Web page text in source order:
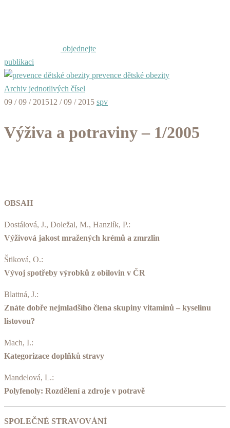
objednejte
publikaci
prevence dětské obezity
Archiv jednotlivých čísel
09 / 09 / 201512 / 09 / 2015 spv
Výživa a potraviny – 1/2005
OBSAH
Dostálová, J., Doležal, M., Hanzlík, P.:
Výživová jakost mražených krémů a zmrzlin
Štiková, O.:
Vývoj spotřeby výrobků z obilovin v ČR
Blattná, J.:
Znáte dobře nejmladšího člena skupiny vitaminů – kyselinu
listovou?
Mach, I.:
Kategorizace doplňků stravy
Mandelová, L.:
Polyfenoly: Rozdělení a zdroje v potravě
SPOLEČNÉ STRAVOVÁNÍ